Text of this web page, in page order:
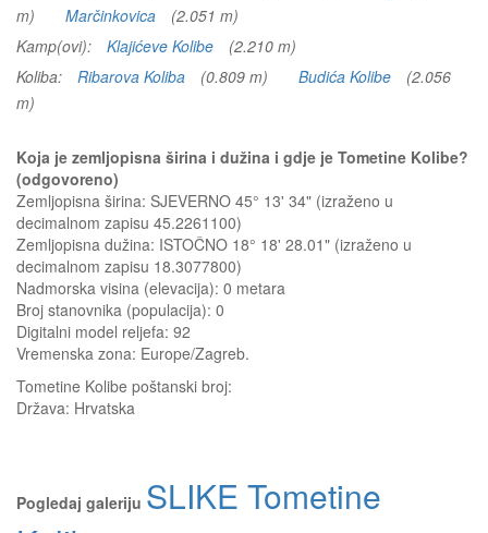
m)
Marčinkovica
(2.051 m)
Kamp(ovi):
Klajićeve Kolibe
(2.210 m)
Koliba:
Ribarova Koliba (0.809 m) Budića Kolibe
(2.056
m)
Koja je zemljopisna širina i dužina i gdje je Tometine Kolibe?
(odgovoreno)
Zemljopisna širina: SJEVERNO 45° 13' 34" (izraženo u
decimalnom zapisu 45.2261100)
Zemljopisna dužina: ISTOČNO 18° 18' 28.01" (izraženo u
decimalnom zapisu 18.3077800)
Nadmorska visina (elevacija): 0 metara
Broj stanovnika (populacija): 0
Digitalni model reljefa: 92
Vremenska zona: Europe/Zagreb.
Tometine Kolibe poštanski broj:
Država: Hrvatska
Pogledaj galeriju SLIKE Tometine